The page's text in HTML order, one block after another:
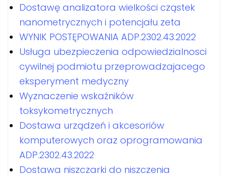
Dostawę analizatora wielkości cząstek
nanometrycznych i potencjału zeta
WYNIK POSTĘPOWANIA ADP.2302.43.2022
Usługa ubezpieczenia odpowiedzialnosci
cywilnej podmiotu przeprowadzajacego
eksperyment medyczny
Wyznaczenie wskaźników
toksykometrycznych
Dostawa urządzeń i akcesoriów
komputerowych oraz oprogramowania
ADP.2302.43.2022
Dostawa niszczarki do niszczenia